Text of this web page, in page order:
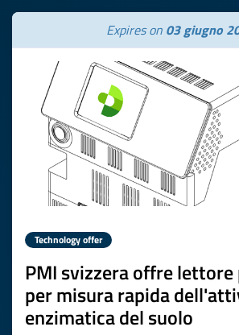
Expires on 03 giugno
Technology offer
PMI svizzera offre
per misura rapida
enzimatica del suolo